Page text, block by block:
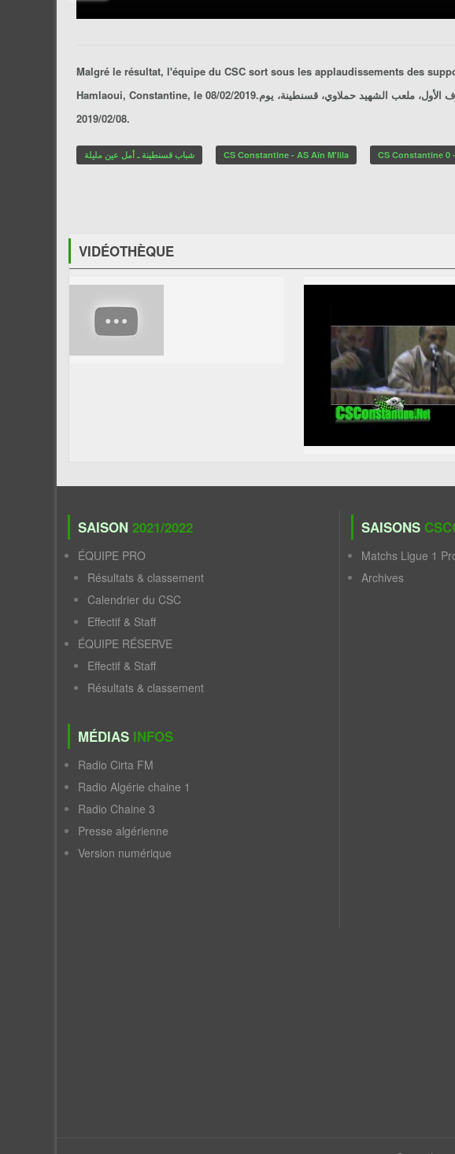
Malgré le résultat, l'équipe du CSC sort sous les applaudissements des
المحترف الأول، ملعب الشهيد حملاوي، قسنطينة، يوم
2019/02/08.
شباب قسنطينة ـ أمل عين مليلة CS Constantine - AS Aïn M'lila CS Constantine 0
VIDÉOTHÈQUE
SAISON 2021/2022
ÉQUIPE PRO
Résultats & classement
Calendrier du CSC
Effectif & Staff
ÉQUIPE RÉSERVE
Effectif & Staff
Résultats & classement
MÉDIAS INFOS
Radio Cirta FM
Radio Algérie chaine 1
Radio Chaine 3
Presse algérienne
Version numérique
SAISONS
Matchs Ligue 1
Archives